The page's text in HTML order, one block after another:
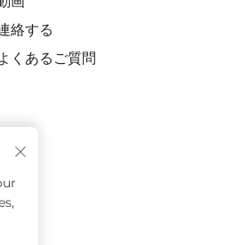
絡する
くあるご質問